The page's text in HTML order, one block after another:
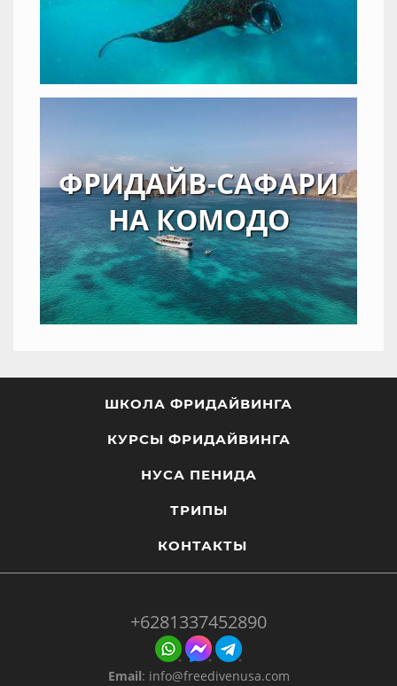
ФРИДАЙВ-САФАРИ
НА КОМОДО
ШКОЛА ФРИДАЙВИНГА
КУРСЫ ФРИДАЙВИНГА
НУСА ПЕНИДА
ТРИПЫ
КОНТАКТЫ
+6281337452890
Email: info@freedivenusa.com